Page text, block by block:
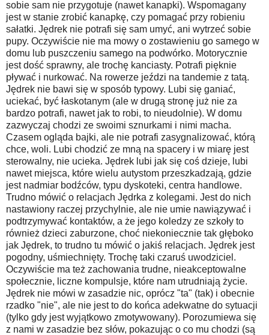
sobie sam nie przygotuje (nawet kanapki). Wspomagany
jest w stanie zrobić kanapkę, czy pomagać przy robieniu
sałatki. Jędrek nie potrafi się sam umyć, ani wytrzeć sobie
pupy. Oczywiście nie ma mowy o zostawieniu go samego w
domu lub puszczeniu samego na podwórko. Motorycznie
jest dość sprawny, ale trochę kanciasty. Potrafi pięknie
pływać i nurkować. Na rowerze jeździ na tandemie z tatą.
Jędrek nie bawi się w sposób typowy. Lubi się ganiać,
uciekać, być łaskotanym (ale w drugą stronę już nie za
bardzo potrafi, nawet jak to robi, to nieudolnie). W domu
zazwyczaj chodzi ze swoimi sznurkami i nimi macha.
Czasem ogląda bajki, ale nie potrafi zasygnalizować, którą
chce, woli. Lubi chodzić ze mną na spacery i w miarę jest
sterowalny, nie ucieka. Jędrek lubi jak się coś dzieje, lubi
nawet miejsca, które wielu autystom przeszkadzają, gdzie
jest nadmiar bodźców, typu dyskoteki, centra handlowe.
Trudno mówić o relacjach Jędrka z kolegami. Jest do nich
nastawiony raczej przychylnie, ale nie umie nawiązywać i
podtrzymywać kontaktów, a że jego koledzy ze szkoły to
również dzieci zaburzone, choć niekoniecznie tak głęboko
jak Jędrek, to trudno tu mówić o jakiś relacjach. Jędrek jest
pogodny, uśmiechnięty. Trochę taki czaruś uwodziciel.
Oczywiście ma też zachowania trudne, nieakceptowalne
społecznie, liczne kompulsje, które nam utrudniają życie.
Jędrek nie mówi w zasadzie nic, oprócz "ta" (tak) i obecnie
rzadko "nie", ale nie jest to do końca adekwatne do sytuacji
(tylko gdy jest wyjątkowo zmotywowany). Porozumiewa się
z nami w zasadzie bez słów, pokazując o co mu chodzi (są